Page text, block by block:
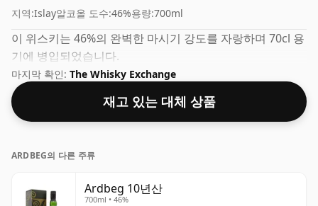
지역:Islay알코올 도수:46%용량:700ml
이 위스키는 46%의 완벽한 마시기 강도를 자랑하며 70cl 용
기에 병입되었습니다.
마지막 확인: The Whisky Exchange
재고 있는 대체 상품
ARDBEG의 다른 주류
Ardbeg 10년산
700ml • 46%